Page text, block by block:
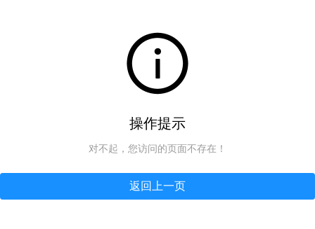
操作提示
对不起，您访问的页面不存在！
返回上一页